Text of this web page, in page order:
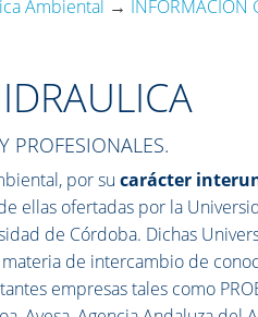
Ambiental → INFORMACIÓN
PROFESIONALES.
por sucarácter
ellas ofertadas por la
de Córdoba. Dichas
de intercambio de
empresas tales como